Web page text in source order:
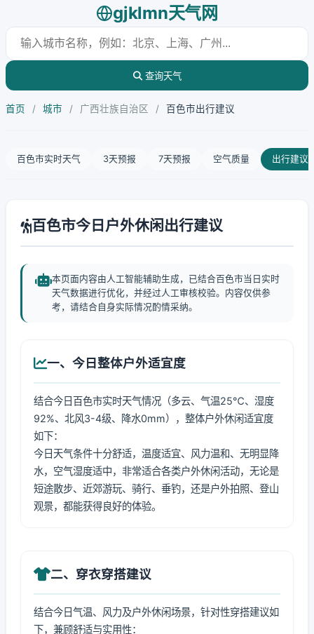
gjklmn天气网
查询天气
首页 / 城市 / 广西壮族自治区 / 百色市出行建议
百色市实时天气 3天预报 7天预报 空气质量 出行建议
百色市今日户外休闲出行建议
本页面内容由人工智能辅助生成，已结合百色市当日实时
天气数据进行优化，并经过人工审核校验。内容仅供参
考，请结合自身实际情况酌情采纳。
一、今日整体户外适宜度
结合今日百色市实时天气情况（多云、气温25℃、湿度
92%、北风3-4级、降水0mm），整体户外休闲适宜度
如下：
今日天气条件十分舒适，温度适宜、风力温和、无明显降
水，空气湿度适中，非常适合各类户外休闲活动，无论是
短途散步、近郊游玩、骑行、垂钓，还是户外拍照、登山
观景，都能获得良好的体验。
二、穿衣穿搭建议
结合今日气温、风力及户外休闲场景，针对性穿搭建议如
下，兼顾舒适与实用性：